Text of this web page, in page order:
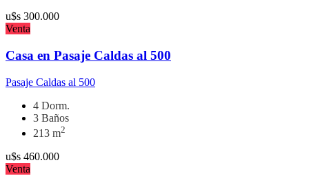
u$s 300.000
Venta
Casa en Pasaje Caldas al 500
Pasaje Caldas al 500
4 Dorm.
3 Baños
213 m2
u$s 460.000
Venta